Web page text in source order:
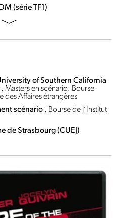
(série TF1)
of Southern California
, Masters en scénario. Bourse
des Affaires étrangères
scénario , Bourse de l’Institut
de Strasbourg (CUEJ)